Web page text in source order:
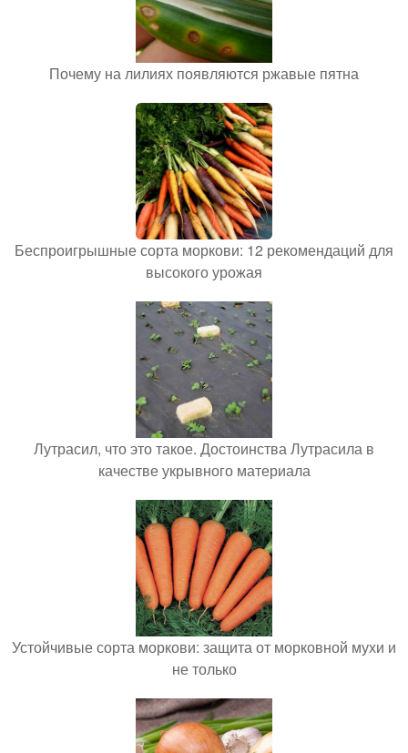
Почему на лилиях появляются ржавые пятна
Беспроигрышные сорта моркови: 12 рекомендаций для
высокого урожая
Лутрасил, что это такое. Достоинства Лутрасила в
качестве укрывного материала
Устойчивые сорта моркови: защита от морковной мухи и
не только